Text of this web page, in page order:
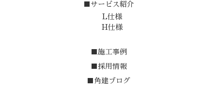
■サービス紹介
L仕様
H仕様
■施工事例
■採用情報
■角建ブログ